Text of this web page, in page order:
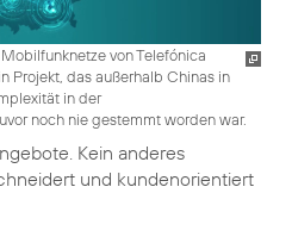
von Telefónica
Projekt, das außerhalb Chinas in
in der
noch nie gestemmt worden war.
Kein anderes
und kundenorientiert